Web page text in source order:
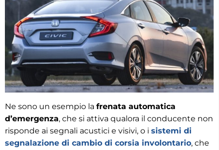
Ne sono un esempio la frenata automatica
d’emergenza, che si attiva qualora il conducente non
risponde ai segnali acustici e visivi, o i sistemi di
segnalazione di cambio di corsia involontario, che